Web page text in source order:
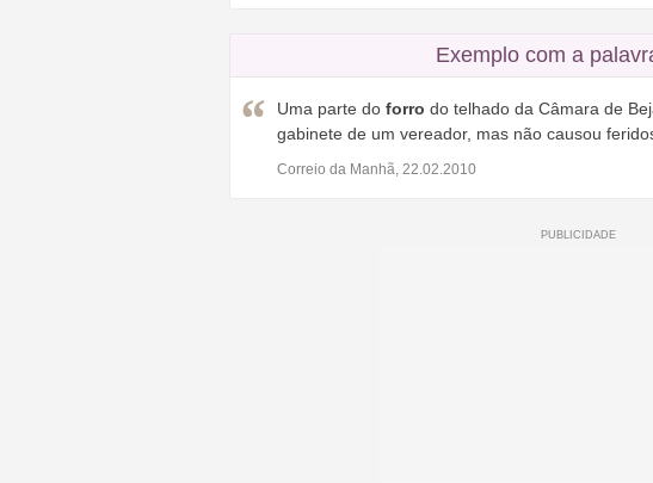
Exemplo com a
Uma parte do forro do telhado da Câmara de
gabinete de um vereador, mas não causou
Correio da Manhã, 22.02.2010